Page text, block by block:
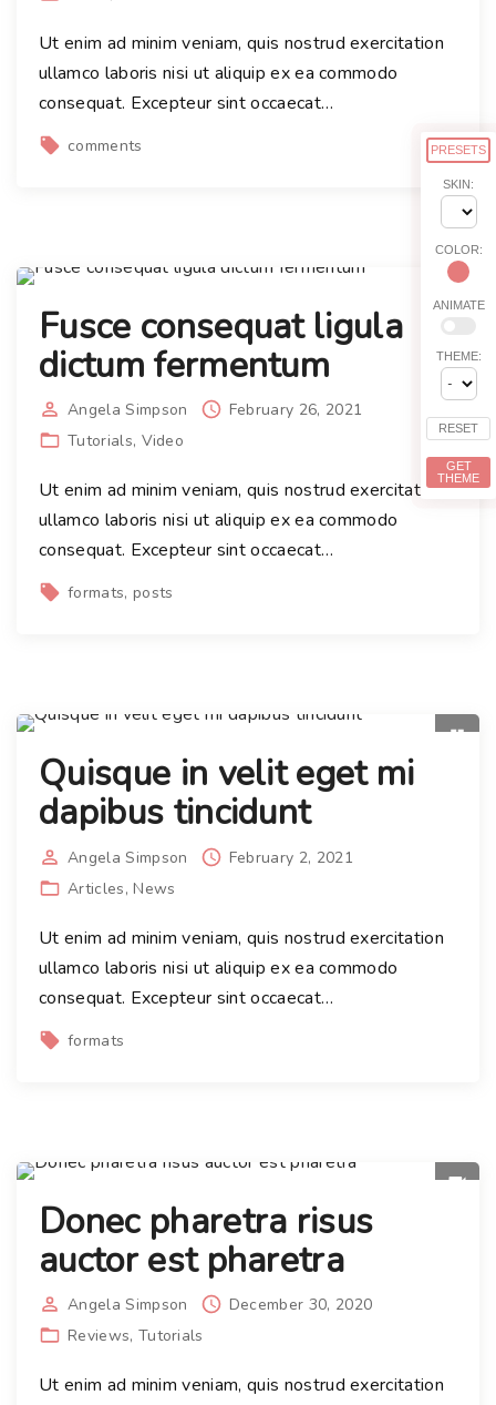
Ut enim ad minim veniam, quis nostrud exercitation
ullamco laboris nisi ut aliquip ex ea commodo
consequat. Excepteur sint occaecat…
comments
Fusce consequat ligula
dictum fermentum
Angela Simpson
February 26, 2021
Tutorials Video
Ut enim ad minim veniam, quis nostrud exercitation
ullamco laboris nisi ut aliquip ex ea commodo
consequat. Excepteur sint occaecat…
formats posts
Quisque in velit eget mi
dapibus tincidunt
Angela Simpson
February 2, 2021
Articles News
Ut enim ad minim veniam, quis nostrud exercitation
ullamco laboris nisi ut aliquip ex ea commodo
consequat. Excepteur sint occaecat…
formats
Donec pharetra risus
auctor est pharetra
Angela Simpson
December 30, 2020
Reviews Tutorials
Ut enim ad minim veniam, quis nostrud exercitation
PRESETS
SKIN:
COLOR:
ANIMATE
THEME:
RESET
GET
THEME